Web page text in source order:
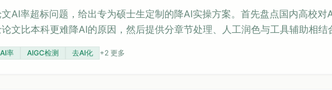
AI率超标问题，给出专为硕士生定制的降AI实操方案。首先盘点国内高校对
文比本科更难降AI的原因，然后提供分章节处理、人工润色与工具辅助相结
动语态等四招手动去AI化技巧，最后给出时间规划建议，帮助你在不破坏学术
以下。
率 AIGC检测 去AI化 +2 更多